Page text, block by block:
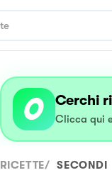
Cerchi
Clicca qui
RICETTE/ SECONDI